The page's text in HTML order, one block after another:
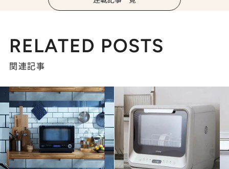
RELATED POSTS
関連記事